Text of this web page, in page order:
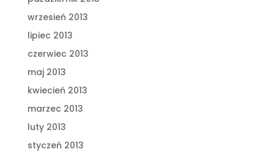
wrzesień 2013
lipiec 2013
czerwiec 2013
maj 2013
kwiecień 2013
marzec 2013
luty 2013
styczeń 2013